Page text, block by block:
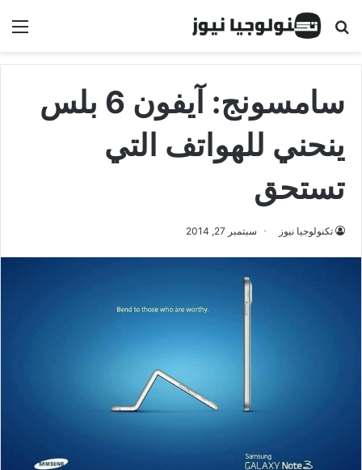
البحث عن
سامسونج: آيفون 6 بلس
ينحني للهواتف التي
تستحق
تكنولوجيا نيوز سبتمبر 27, 2014